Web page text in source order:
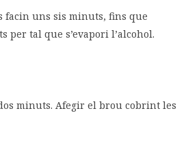
facin uns sis minuts, fins que
per tal que s’evapori l’alcohol.
minuts. Afegir el brou cobrint les